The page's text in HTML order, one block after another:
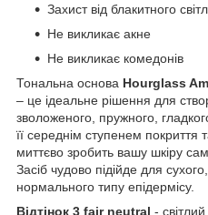
Захист від блакитного
Не викликає акне
Не викликає комедонів
Тональна основа Hourglass
– це ідеальне рішення для
зволоженого, пружного,
її середнім ступенем
миттєво зробить вашу шкіру
Засіб чудово підійде для
нормального типу епідермісу.
Відтінок 3 fair neutral -